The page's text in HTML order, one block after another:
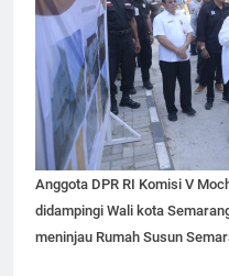
Anggota DPR RI Komisi V
didampingi Wali kota
meninjau Rumah Susun